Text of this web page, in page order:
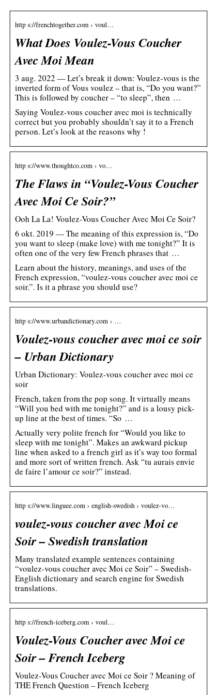
http s://frenchtogether.com › voul…
What Does Voulez-Vous Coucher
Avec Moi Mean
3 aug. 2022 — Let’s break it down: Voulez-vous is the
inverted form of Vous voulez – that is, “Do you want?”
This is followed by coucher – “to sleep”, then …
Saying Voulez-vous coucher avec moi is technically
correct but you probably shouldn’t say it to a French
person. Let’s look at the reasons why !
http s://www.thoughtco.com › vo…
The Flaws in “Voulez-Vous Coucher
Avec Moi Ce Soir?”
Ooh La La! Voulez-Vous Coucher Avec Moi Ce Soir?
6 okt. 2019 — The meaning of this expression is, “Do
you want to sleep (make love) with me tonight?” It is
often one of the very few French phrases that …
Learn about the history, meanings, and uses of the
French expression, “voulez-vous coucher avec moi ce
soir.”. Is it a phrase you should use?
http s://www.urbandictionary.com › …
Voulez-vous coucher avec moi ce soir
– Urban Dictionary
Urban Dictionary: Voulez-vous coucher avec moi ce
soir
French, taken from the pop song. It virtually means
“Will you bed with me tonight?” and is a lousy pick-
up line at the best of times. “So …
Actually very polite french for “Would you like to
sleep with me tonight”. Makes an awkward pickup
line when asked to a french girl as it’s way too formal
and more sort of written french. Ask “tu aurais envie
de faire l’amour ce soir?” instead.
http s://www.linguee.com › english-swedish › voulez-vo…
voulez-vous coucher avec Moi ce
Soir – Swedish translation
Many translated example sentences containing
“voulez-vous coucher avec Moi ce Soir” – Swedish-
English dictionary and search engine for Swedish
translations.
http s://french-iceberg.com › voul…
Voulez-Vous Coucher avec Moi ce
Soir – French Iceberg
Voulez-Vous Coucher avec Moi ce Soir ? Meaning of
THE French Question – French Iceberg